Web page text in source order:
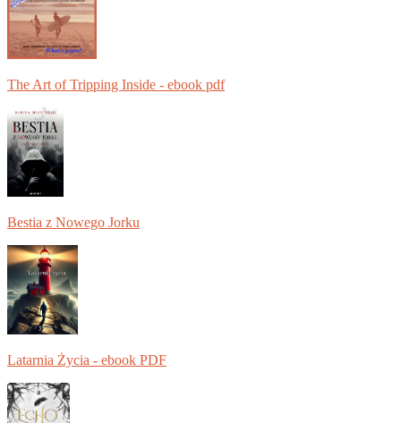
The Art of Tripping Inside - ebook pdf
Bestia z Nowego Jorku
Latarnia Życia - ebook PDF